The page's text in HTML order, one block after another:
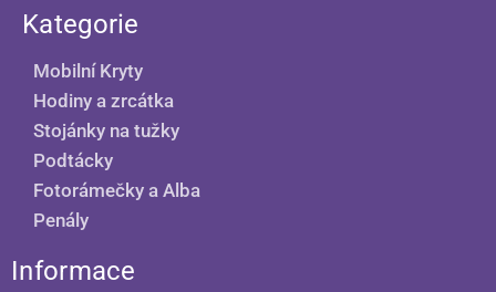
Kategorie
Mobilní Kryty
Hodiny a zrcátka
Stojánky na tužky
Podtácky
Fotorámečky a Alba
Penály
Informace